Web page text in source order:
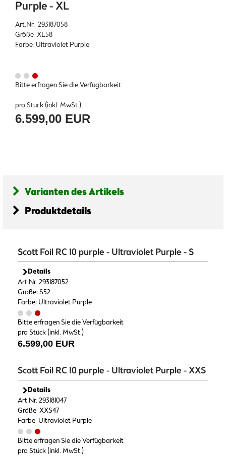
Purple - XL
Art.Nr. 293187058
Größe: XL58
Farbe: Ultraviolet Purple
Bitte erfragen Sie die Verfügbarkeit
pro Stück (inkl. MwSt.)
6.599,00 EUR
Varianten des Artikels
Produktdetails
Scott Foil RC 10 purple - Ultraviolet Purple - S
Details
Art.Nr. 293187052
Größe: S52
Farbe: Ultraviolet Purple
Bitte erfragen Sie die Verfügbarkeit
pro Stück (inkl. MwSt.)
6.599,00 EUR
Scott Foil RC 10 purple - Ultraviolet Purple - XXS
Details
Art.Nr. 293181047
Größe: XXS47
Farbe: Ultraviolet Purple
Bitte erfragen Sie die Verfügbarkeit
pro Stück (inkl. MwSt.)